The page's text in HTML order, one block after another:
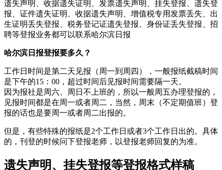
遗失声明、收据遗失证明、发票遗失声明、挂失登报、遗失登
报、证件遗失证明、收据遗失声明、增值税专用发票丢失、出
生证明丢失登报、税务登记证遗失登报、身份证丢失登报、招
聘等登报业务都可以联系哈尔滨日报
哈尔滨日报登报要多久？
工作日时间是第二天见报（周一到周四），一般报纸截稿时间
是下午的15：00，超过时间后见报时间需要隔一天。
因为报社是周六、周日不上班的，所以一般周五办理登报的，
见报时间都是在周一或者周二，当然，周末（不定期值班）登
报的话也是要周一或者周二出报的。
但是，有些特殊的报纸是2个工作日或者3个工作日出的。具体
的，刊登的时候问下登报老师，以登报老师回复的为准。
遗失声明、挂失登报等登报格式样稿